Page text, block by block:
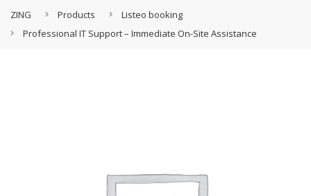
ZING Products
Listeo booking
Professional IT Support – Immediate On-Site Assistance